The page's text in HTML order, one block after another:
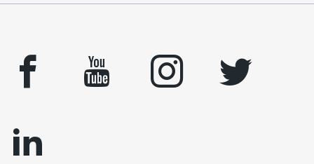
facebook youtube instagram
twitter
linkedin